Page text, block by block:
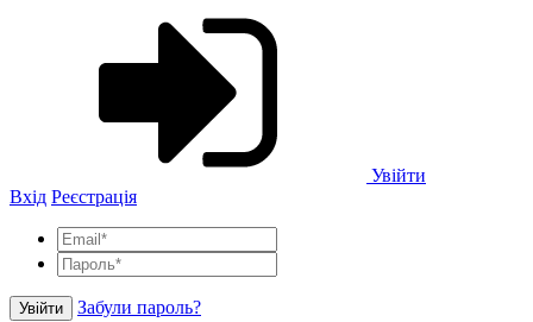
Увійти
Вхід Реєстрація
Увійти Забули пароль?